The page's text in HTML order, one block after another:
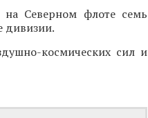
Северном флоте семь
дивизии.
космических сил и